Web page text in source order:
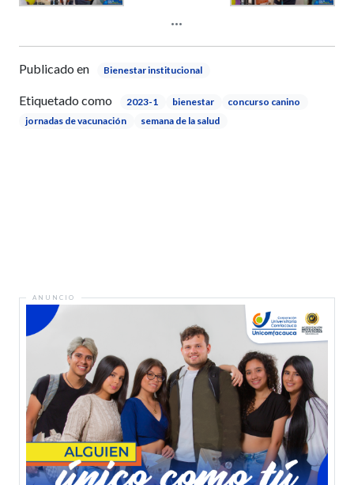
Publicado en Bienestar institucional
Etiquetado como 2023-1 bienestar
concurso canino
jornadas de vacunación
semana de la salud